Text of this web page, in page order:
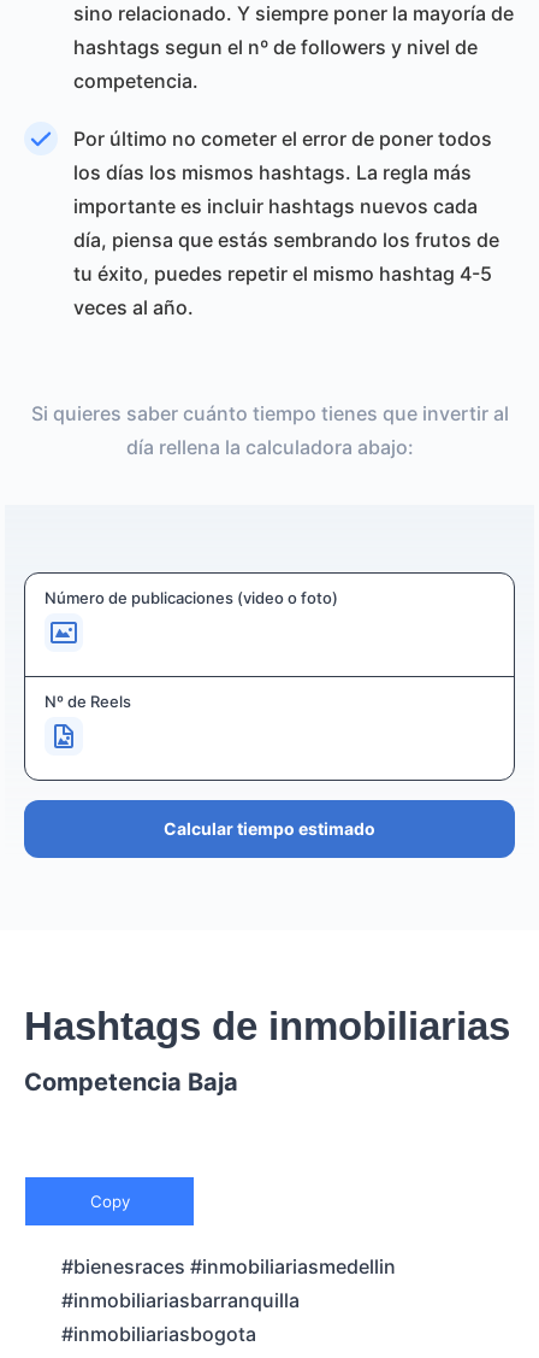
sino relacionado. Y siempre poner la mayoría de
hashtags segun el nº de followers y nivel de
competencia.
Por último no cometer el error de poner todos
los días los mismos hashtags. La regla más
importante es incluir hashtags nuevos cada
día, piensa que estás sembrando los frutos de
tu éxito, puedes repetir el mismo hashtag 4-5
veces al año.
Si quieres saber cuánto tiempo tienes que invertir al
día rellena la calculadora abajo:
Número de publicaciones (video o foto)
Nº de Reels
Calcular tiempo estimado
Hashtags de inmobiliarias
Competencia Baja
Copy
#bienesraces #inmobiliariasmedellin
#inmobiliariasbarranquilla
#inmobiliariasbogota